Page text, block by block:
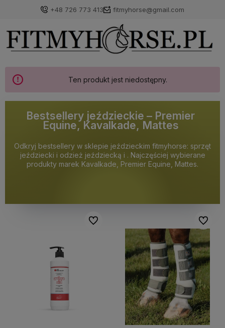
+48 726 773 413 fitmyhorse@gmail.com
Ten produkt jest niedostępny.
Bestsellery jeździeckie – Premier
Equine, Kavalkade, Mattes
Odkryj bestsellery w sklepie jeździeckim fitmyhorse: sprzęt
jeździecki i odzież jeździecką i . Najczęściej wybierane
produkty marek Kavalkade, Premier Equine, Mattes.
Do ulubionych Do